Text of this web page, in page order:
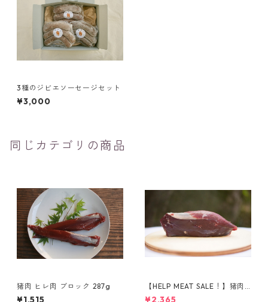
3種のジビエソーセージセット
¥3,000
同じカテゴリの商品
猪肉 ヒレ肉 ブロック 287g
¥1,515
【HELP MEAT SALE！】猪肉
ももブロック（419g）
¥2,365